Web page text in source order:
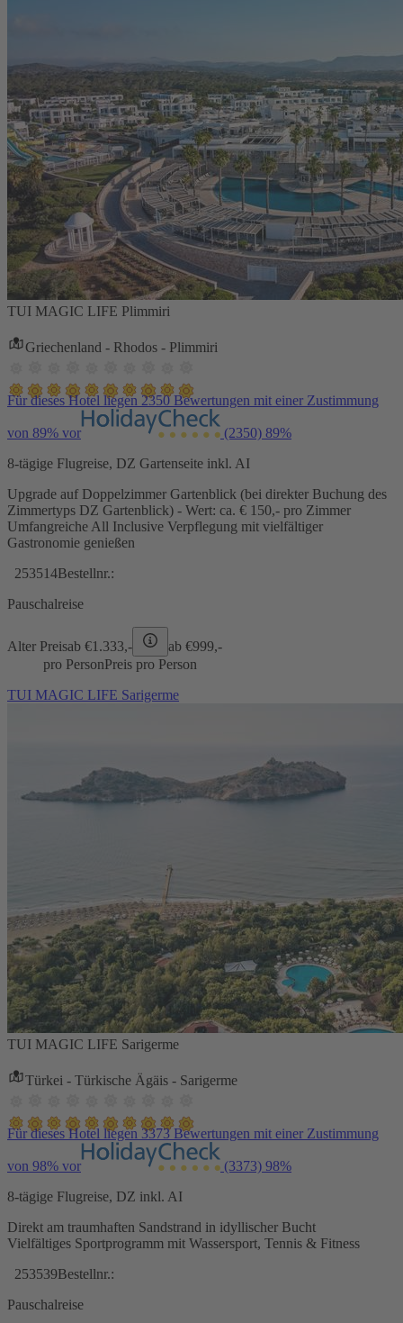
TUI MAGIC LIFE Plimmiri
Griechenland - Rhodos - Plimmiri
Für dieses Hotel liegen 2350 Bewertungen mit einer Zustimmung
von 89% vor (2350) 89%
8-tägige Flugreise, DZ Gartenseite inkl. AI
Upgrade auf Doppelzimmer Gartenblick (bei direkter Buchung des
Zimmertyps DZ Gartenblick) - Wert: ca. € 150,- pro Zimmer
Umfangreiche All Inclusive Verpflegung mit vielfältiger
Gastronomie genießen
253514Bestellnr.:
Pauschalreise
Alter Preisab €1.333,- ab €999,-
pro PersonPreis pro Person
TUI MAGIC LIFE Sarigerme
TUI MAGIC LIFE Sarigerme
Türkei - Türkische Ägäis - Sarigerme
Für dieses Hotel liegen 3373 Bewertungen mit einer Zustimmung
von 98% vor (3373) 98%
8-tägige Flugreise, DZ inkl. AI
Direkt am traumhaften Sandstrand in idyllischer Bucht
Vielfältiges Sportprogramm mit Wassersport, Tennis & Fitness
253539Bestellnr.:
Pauschalreise